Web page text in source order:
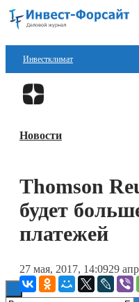
Инвестклимат
Финансы
Блокчейн
Новости
Thomson
будет
платежей
27 мая, 2017, 14:0929